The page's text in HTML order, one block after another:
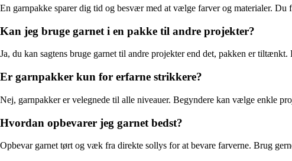
En garnpakke sparer dig tid og besvær med at vælge farver og materialer. Du
Kan jeg bruge garnet i en pakke til andre projekter?
Ja, du kan sagtens bruge garnet til andre projekter end det, pakken er
Er garnpakker kun for erfarne strikkere?
Nej, garnpakker er velegnede til alle niveauer. Begyndere kan vælge enkle
Hvordan opbevarer jeg garnet bedst?
Opbevar garnet tørt og væk fra direkte sollys for at bevare farverne. Brug